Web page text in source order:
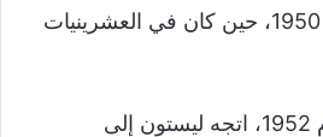
خمس سنوات في عام 1950، حين كان في العشرينيات
وبعد إطلاق سراحه عام 1952، اتجه ليستون إلى